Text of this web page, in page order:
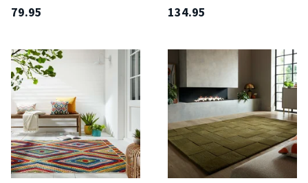
79.95 134.95